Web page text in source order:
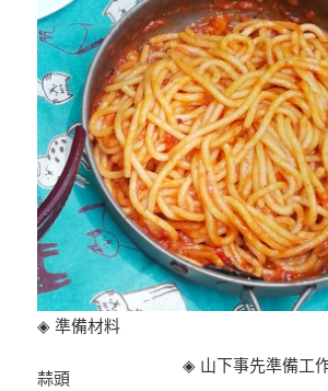
◈ 準備材料
蒜頭
◈ 山下事先準備工